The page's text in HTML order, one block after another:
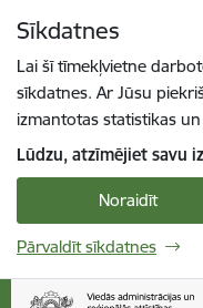
Sīkdatnes
Lai šī tīmekļvietne
sīkdatnes. Ar Jūsu
izmantotas statistikas
Lūdzu, atzīmējiet savu
Noraidīt
Pārvaldīt sīkdatnes